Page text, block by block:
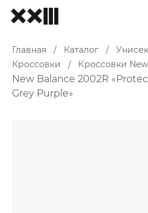
Главная / Каталог /
Кроссовки
/ Кроссовки
New Balance 2002R
Grey Purple»